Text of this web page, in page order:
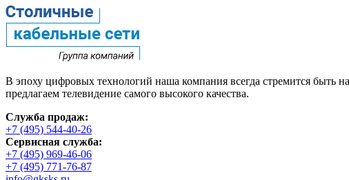
В эпоху цифровых технологий наша компания всегда стремится быть
предлагаем телевидение самого высокого качества.
Служба продаж:
+7 (495) 544-40-26
Сервисная служба:
+7 (495) 969-46-06
+7 (495) 771-76-87